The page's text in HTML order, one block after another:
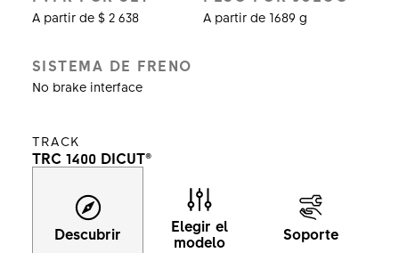
A partir de $ 2 638 A partir de 1689 g
SISTEMA DE FRENO
No brake interface
TRACK
TRC 1400 DICUT®
Descubrir
Elegir el
modelo
Soporte